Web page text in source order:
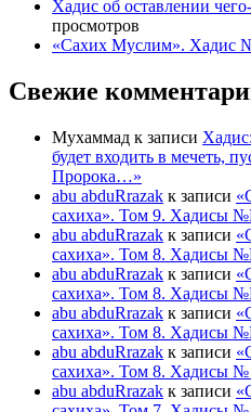
Хадис об оставлении
просмотров
«Сахих Муслим». Хадис
Свежие
Мухаммад к записи
будет входить в мечеть,
Пророка…»
abu abduRrazak к записи
сахиха». Том 9. Хадисы
abu abduRrazak к записи
сахиха». Том 8. Хадисы
abu abduRrazak к записи
сахиха». Том 8. Хадисы
abu abduRrazak к записи
сахиха». Том 8. Хадисы
abu abduRrazak к записи
сахиха». Том 8. Хадисы №
abu abduRrazak к записи